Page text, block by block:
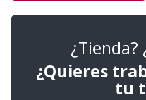
¿Tienda?
¿Quieres
tu